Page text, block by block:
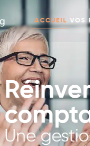
ACCUEIL VOS
Une